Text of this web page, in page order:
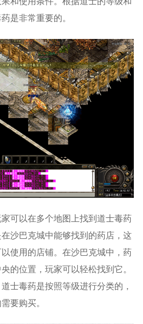
是非常重要的。
可以在多个地图上找到道士毒药
沙巴克城中能够找到的药店，这
使用的店铺。在沙巴克城中，药
的位置，玩家可以轻松找到它。
士毒药是按照等级进行分类的，
要购买。